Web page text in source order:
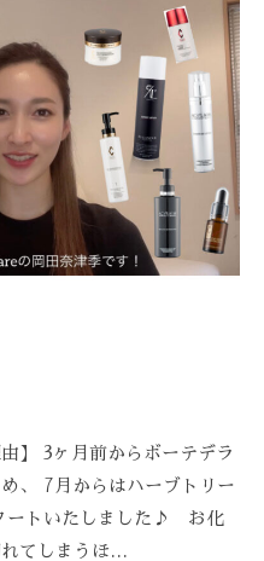
】 3ヶ月前からボーテデラ
、 7月からはハーブトリー
ートいたしました♪ お化
てしまうほ…